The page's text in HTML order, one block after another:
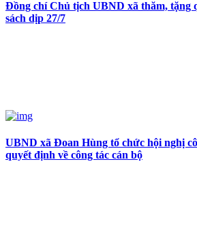
Đồng chí Chủ tịch UBND xã thăm, tặng
sách dịp 27/7
UBND xã Đoan Hùng tổ chức hội nghị
quyết định về công tác cán bộ